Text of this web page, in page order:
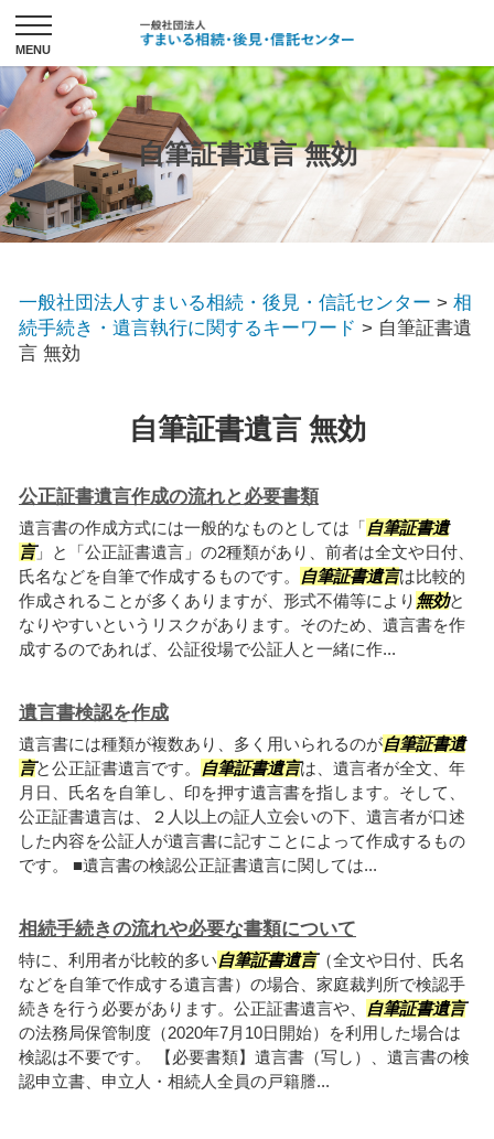
自筆証書遺言 無効
一般社団法人すまいる相続・後見・信託センター > 相
続手続き・遺言執行に関するキーワード > 自筆証書遺
言 無効
自筆証書遺言 無効
公正証書遺言作成の流れと必要書類
遺言書の作成方式には一般的なものとしては「自筆証書遺
言」と「公正証書遺言」の2種類があり、前者は全文や日付、
氏名などを自筆で作成するものです。
自筆証書遺言は比較的
作成されることが多くありますが、形式不備等により 無効と
なりやすいというリスクがあります。そのため、遺言書を作
成するのであれば、公証役場で公証人と一緒に作...
遺言書検認を作成
遺言書には種類が複数あり、多く用いられるのが自筆証書遺
言と公正証書遺言です。 自筆証書遺言は、遺言者が全文、年
月日、氏名を自筆し、印を押す遺言書を指します。そして、
公正証書遺言は、２人以上の証人立会いの下、遺言者が口述
した内容を公証人が遺言書に記すことによって作成するもの
です。 ■遺言書の検認公正証書遺言に関しては...
相続手続きの流れや必要な書類について
特に、利用者が比較的多い自筆証書遺言（全文や日付、氏名
などを自筆で作成する遺言書）の場合、家庭裁判所で検認手
続きを行う必要があります。公正証書遺言や、
自筆証書遺言
の法務局保管制度（2020年7月10日開始）を利用した場合は
検認は不要です。 【必要書類】遺言書（写し）、遺言書の検
認申立書、申立人・相続人全員の戸籍謄...